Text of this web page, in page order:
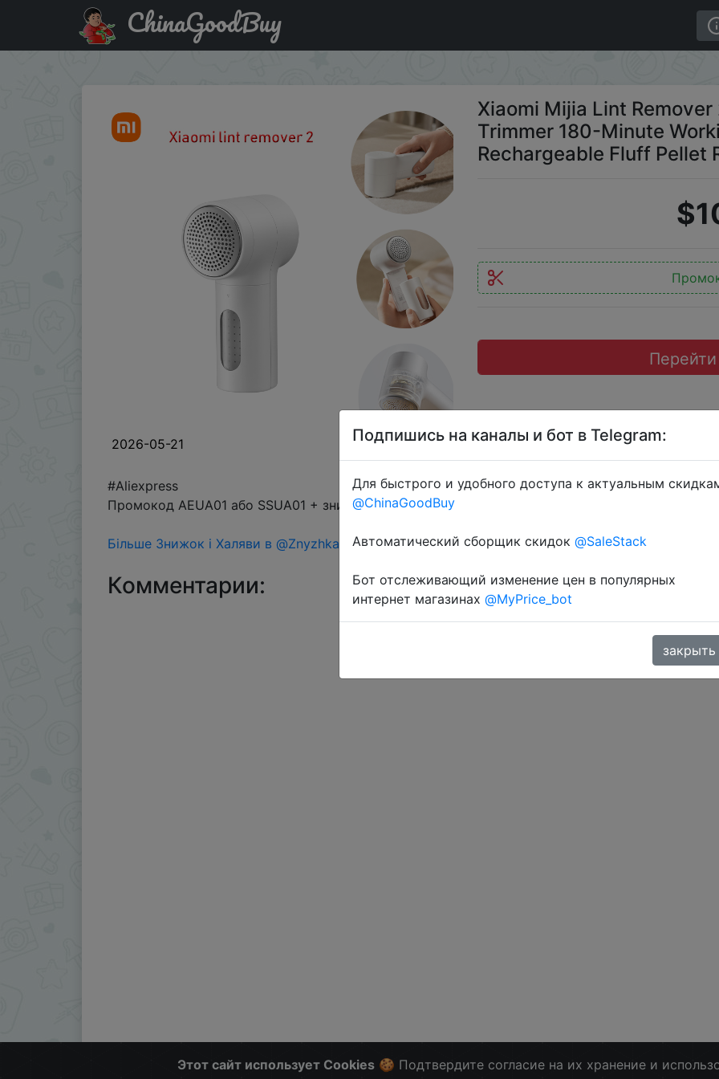
Купить с промокодом :SSUA01 Xiaomi Mijia Lint Remover 2 Clothes Fuzz Pellet Trimmer 180-Minute Working 6-
ChinaGoodBuy
2026-05-21
Xiaomi Mijia Lint
Trimmer 180-Minute
Rechargeable Fluff Pellet
#Aliexpress
Промокод AEUA01 або SSUA01 + знижка монетками 11 Coins у додатку через розділ монет.
Більше Знижок і Халяви в @ZnyzhkaUA
Комментарии:
Этот сайт использует Cookies🍪 Подтвердите согласие на их хранение и
Подпишись на каналы и бот в Telegram:
Для быстрого и удобного доступа к актуальным
@ChinaGoodBuy
Автоматический сборщик скидок @SaleStack
Бот отслеживающий изменение цен в популярных
интернет магазинах @MyPrice_bot
закрыть